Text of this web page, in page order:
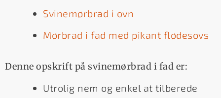
Svinemørbrad i ovn
Mørbrad i fad med pikant flødesovs
Denne opskrift på svinemørbrad i fad er:
Utrolig nem og enkel at tilberede